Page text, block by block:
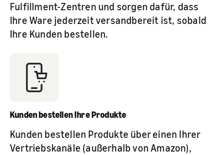
Fulfillment-Zentren und sorgen dafür, dass
Ihre Ware jederzeit versandbereit ist, sobald
Ihre Kunden bestellen.
Kunden bestellen Ihre Produkte
Kunden bestellen Produkte über einen Ihrer
Vertriebskanäle (außerhalb von Amazon),